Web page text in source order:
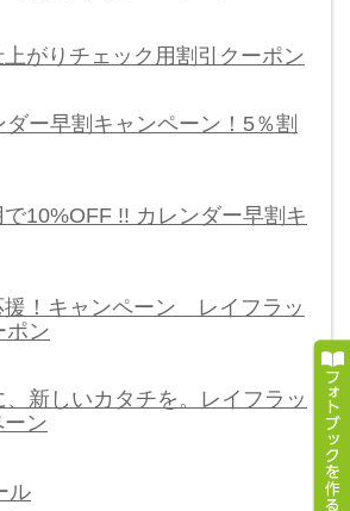
がりチェック用割引クーポン
ー早割キャンペーン！5％割
10%OFF !! カレンダー早割キ
援！キャンペーン レイフラッ
ポン
新しいカタチを。レイフラッ
ーン
ル